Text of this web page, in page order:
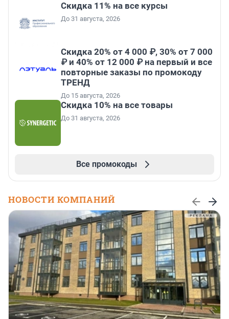
Скидка 11% на все курсы
До 31 августа, 2026
Скидка 20% от 4 000 ₽, 30% от 7 000
₽ и 40% от 12 000 ₽ на первый и все
повторные заказы по промокоду
ТРЕНД
До 15 августа, 2026
Скидка 10% на все товары
До 31 августа, 2026
Все промокоды
НОВОСТИ КОМПАНИЙ